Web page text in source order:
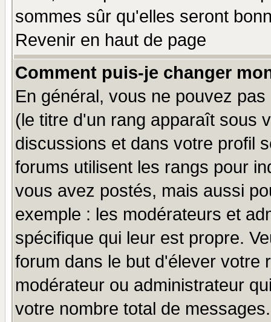
sommes sûr qu'elles seront
Revenir en haut de page
Comment puis-je changer
En général, vous ne pouvez
(le titre d'un rang apparaît sous
discussions et dans votre profil
forums utilisent les rangs pour
vous avez postés, mais aussi
exemple : les modérateurs et
spécifique qui leur est propre.
forum dans le but d'élever votre
modérateur ou administrateur
votre nombre total de messages.